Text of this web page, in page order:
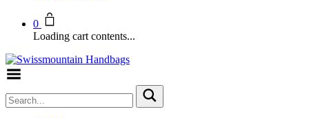
0
Loading cart contents...